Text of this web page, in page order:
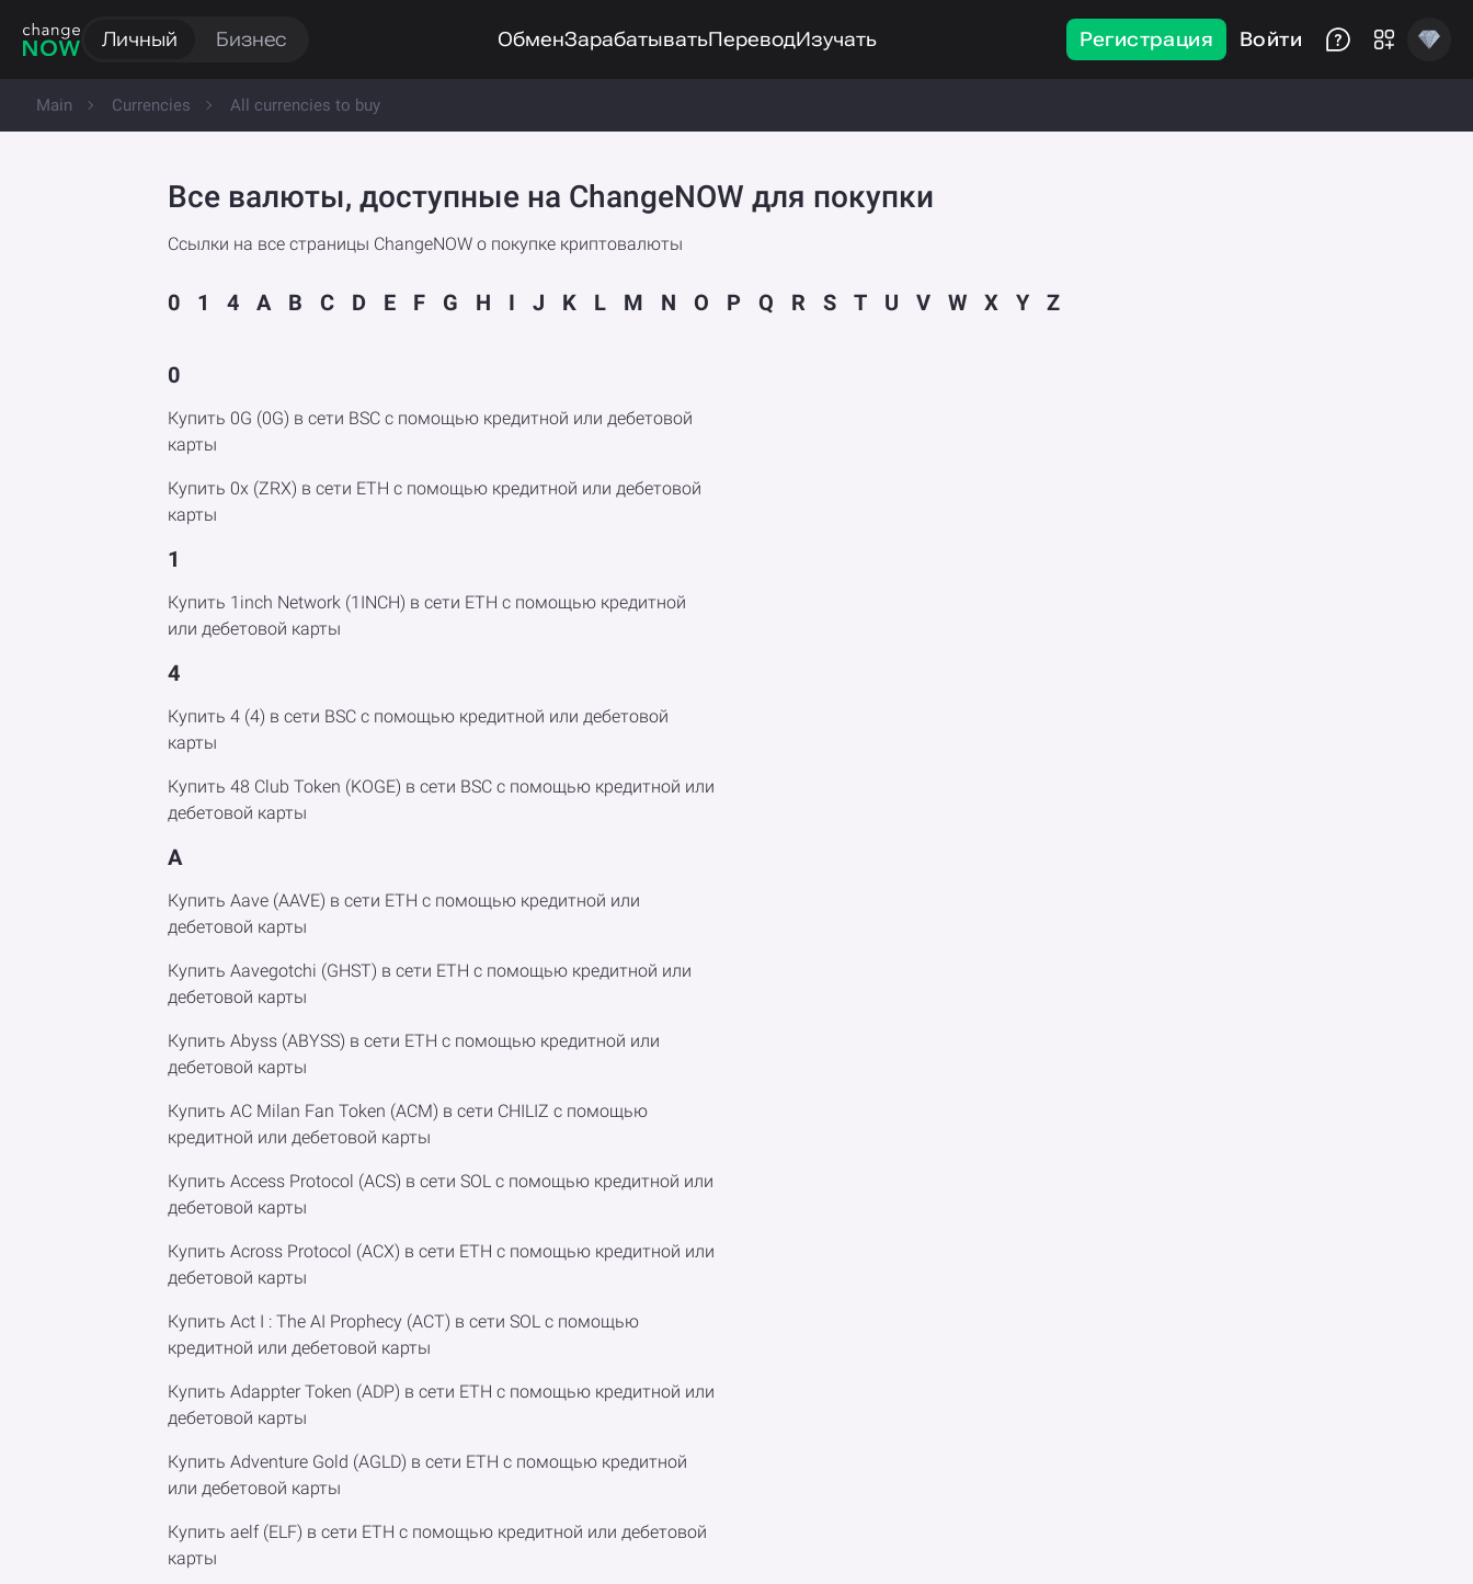
Личный Бизнес ОбменЗарабатыватьПереводИзучать Регистрация Войти
Main Currencies All currencies to buy
Все валюты, доступные на ChangeNOW для покупки
Ссылки на все страницы ChangeNOW о покупке криптовалюты
0 1 4 A B C D E F G H I J K L M N O P Q R S T U V W X Y Z
0
Купить 0G (0G) в сети BSC с помощью кредитной или дебетовой
карты
Купить 0x (ZRX) в сети ETH с помощью кредитной или дебетовой
карты
1
Купить 1inch Network (1INCH) в сети ETH с помощью кредитной
или дебетовой карты
4
Купить 4 (4) в сети BSC с помощью кредитной или дебетовой
карты
Купить 48 Club Token (KOGE) в сети BSC с помощью кредитной или
дебетовой карты
A
Купить Aave (AAVE) в сети ETH с помощью кредитной или
дебетовой карты
Купить Aavegotchi (GHST) в сети ETH с помощью кредитной или
дебетовой карты
Купить Abyss (ABYSS) в сети ETH с помощью кредитной или
дебетовой карты
Купить AC Milan Fan Token (ACM) в сети CHILIZ с помощью
кредитной или дебетовой карты
Купить Access Protocol (ACS) в сети SOL с помощью кредитной или
дебетовой карты
Купить Across Protocol (ACX) в сети ETH с помощью кредитной или
дебетовой карты
Купить Act I : The AI Prophecy (ACT) в сети SOL с помощью
кредитной или дебетовой карты
Купить Adappter Token (ADP) в сети ETH с помощью кредитной или
дебетовой карты
Купить Adventure Gold (AGLD) в сети ETH с помощью кредитной
или дебетовой карты
Купить aelf (ELF) в сети ETH с помощью кредитной или дебетовой
карты